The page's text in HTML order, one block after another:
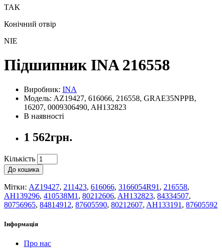
TAK
Конічний отвір
NIE
Підшипник INA 216558
Виробник: INA
Модель: AZ19427, 616066, 216558, GRAE35NPPB,
16207, 0009306490, AH132823
В наявності
1 562грн.
Кількість
До кошика
Мітки: AZ19427, 211423, 616066, 3166054R91 , 216558,
AH139296, 410538M1 , 80212606, AH132823, 84334507,
80756965, 84814912, 87605590, 80212607, AH133191 , 87605592
Інформація
Про нас